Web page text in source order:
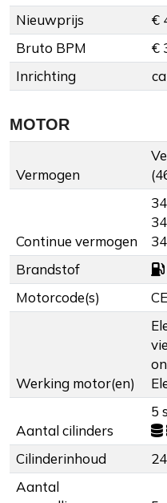
Nieuwprijs
€
Bruto BPM
€
Inrichting
MOTOR
Vermogen
Continue vermogen
Brandstof
Motorcode(s)
Werking motor(en)
Aantal cilinders
5
Cilinderinhoud
Aantal